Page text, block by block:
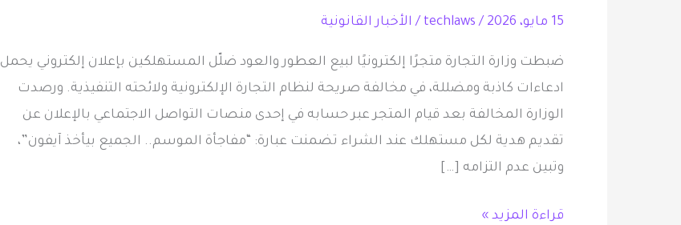
15 مايو، 2026 /
techlaws
/ الأخبار القانونية
ضبطت وزارة التجارة متجرًا إلكترونيًا لبيع العطور والعود ضلّل المستهلكين بإعلان إلكتروني يحمل
ادعاءات كاذبة ومضللة، في مخالفة صريحة لنظام التجارة الإلكترونية ولائحته التنفيذية. ورصدت
الوزارة المخالفة بعد قيام المتجر عبر حسابه في إحدى منصات التواصل الاجتماعي بالإعلان عن
تقديم هدية لكل مستهلك عند الشراء تضمنت عبارة: “مفاجأة الموسم.. الجميع بيأخذ آيفون”،
وتبين عدم التزامه […]
ضلّل
بعبارة
بيأخذ
آيفون”
وسلّمهم
قراءة المزيد »